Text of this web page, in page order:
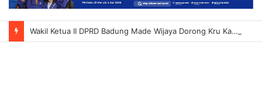
Wakil Ketua II DPRD Badung Made Wijaya Dorong Kru Kapal Pesiar Jadi Peluang Baru Potensi Wisata Pesisir Dongkrak Ekonomi Tanjung Benoa